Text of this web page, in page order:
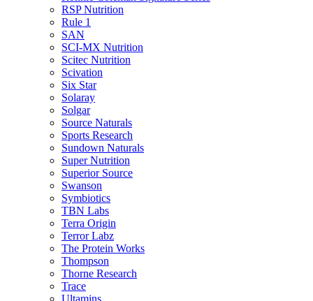
RSP Nutrition
Rule 1
SAN
SCI-MX Nutrition
Scitec Nutrition
Scivation
Six Star
Solaray
Solgar
Source Naturals
Sports Research
Sundown Naturals
Super Nutrition
Superior Source
Swanson
Symbiotics
TBN Labs
Terra Origin
Terror Labz
The Protein Works
Thompson
Thorne Research
Trace
Ultamins